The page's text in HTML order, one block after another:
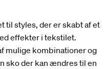
til styles, der er skabt af et
effekter i tekstilet.
mulige kombinationer og
sko der kan ændres til en